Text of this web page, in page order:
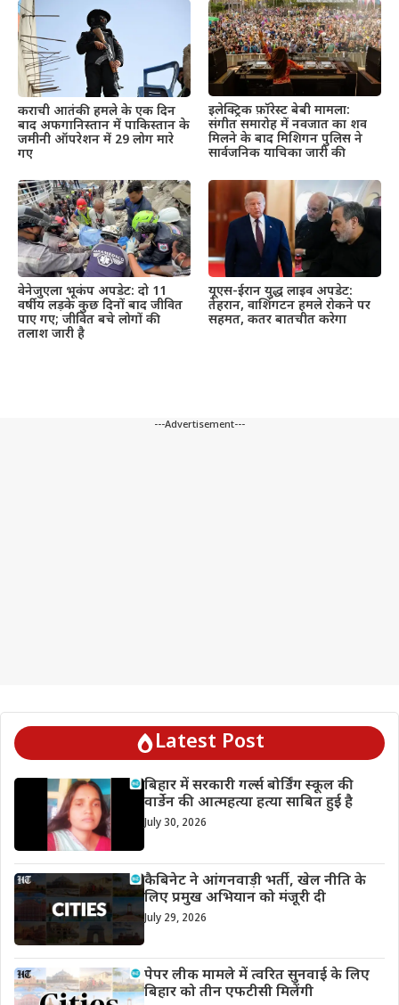
कराची आतंकी हमले के एक दिन
बाद अफगानिस्तान में पाकिस्तान के
जमीनी ऑपरेशन में 29 लोग मारे
गए
इलेक्ट्रिक फ़ॉरेस्ट बेबी मामला:
संगीत समारोह में नवजात का शव
मिलने के बाद मिशिगन पुलिस ने
सार्वजनिक याचिका जारी की
वेनेजुएला भूकंप अपडेट: दो 11
वर्षीय लड़के कुछ दिनों बाद जीवित
पाए गए; जीवित बचे लोगों की
तलाश जारी है
यूएस-ईरान युद्ध लाइव अपडेट:
तेहरान, वाशिंगटन हमले रोकने पर
सहमत, कतर बातचीत करेगा
---Advertisement---
Latest Post
बिहार में सरकारी गर्ल्स बोर्डिंग स्कूल की
वार्डेन की आत्महत्या हत्या साबित हुई है
July 30, 2026
कैबिनेट ने आंगनवाड़ी भर्ती, खेल नीति के
लिए प्रमुख अभियान को मंजूरी दी
July 29, 2026
पेपर लीक मामले में त्वरित सुनवाई के लिए
बिहार को तीन एफटीसी मिलेंगी